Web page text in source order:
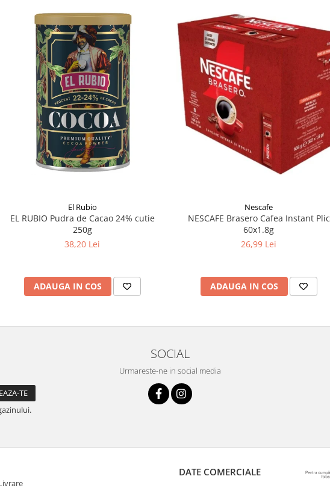
El Rubio
EL RUBIO Pudra de Cacao 24% cutie
250g
38,20 Lei
ADAUGA IN COS
Nescafe
NESCAFE Brasero Cafea Instant Plic
60x1.8g
26,99 Lei
ADAUGA IN COS
SOCIAL
Urmareste-ne in social media
DATE COMERCIALE